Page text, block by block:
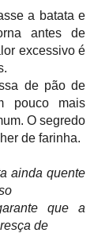
a batata e
antes de
excessivo é
de pão de
pouco mais
O segredo
de farinha.
ainda quente
que a
de